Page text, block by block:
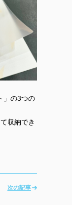
」の3つの
収納でき
次の記事